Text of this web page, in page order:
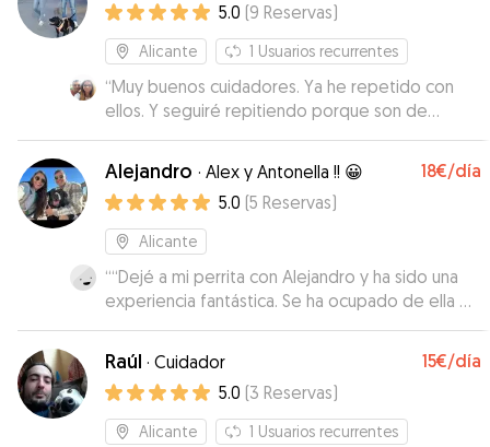
5.0 (9 Reservas)
Alicante 1 Usuarios recurrentes
“Muy buenos cuidadores. Ya he repetido con
ellos. Y seguiré repitiendo porque son de
confianza. Mis perros han estado muy bien
atendidos y están atentos a tus consultas sobre
como están. Los recomiendo. ”
Alejandro · Alex y Antonella !! 😀 18€/día
5.0 (5 Reservas)
Alicante
““Dejé a mi perrita con Alejandro y ha sido una
experiencia fantástica. Se ha ocupado de ella de
maravilla, es totalmente de confianza y la ha
cuidado con mucho cariño. ¡Sin duda repetiría!
Muy agradecido.”
Raúl · Cuidador 15€/día
5.0 (3 Reservas)
Alicante 1 Usuarios recurrentes